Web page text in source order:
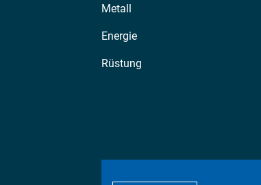
Metall
Energie
Rüstung